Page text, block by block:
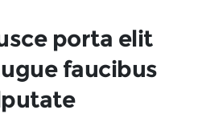
porta elit
faucibus